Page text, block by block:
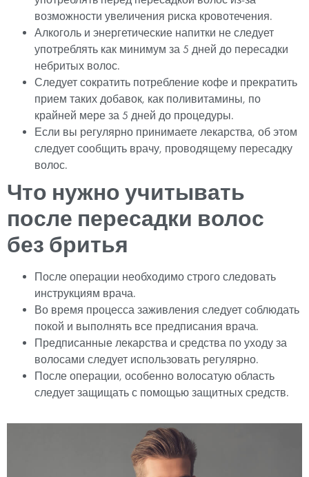
возможности увеличения риска кровотечения.
Алкоголь и энергетические напитки не следует
употреблять как минимум за 5 дней до пересадки
небритых волос.
Следует сократить потребление кофе и прекратить
прием таких добавок, как поливитамины, по
крайней мере за 5 дней до процедуры.
Если вы регулярно принимаете лекарства, об этом
следует сообщить врачу, проводящему пересадку
волос.
Что нужно учитывать
после пересадки волос
без бритья
После операции необходимо строго следовать
инструкциям врача.
Во время процесса заживления следует соблюдать
покой и выполнять все предписания врача.
Предписанные лекарства и средства по уходу за
волосами следует использовать регулярно.
После операции, особенно волосатую область
следует защищать с помощью защитных средств.